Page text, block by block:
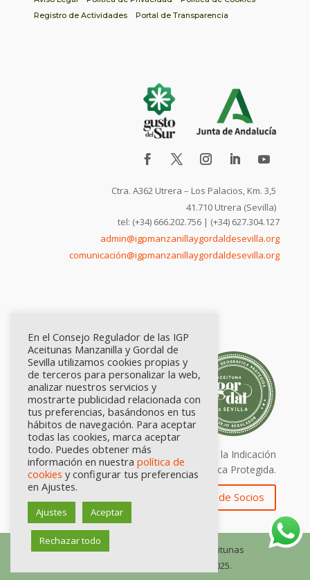
Registro de Actividades
Portal de Transparencia
Ctra. A362 Utrera – Los Palacios, Km. 3,5
41.710 Utrera (Sevilla)
tel: (+34) 666.202.756 | (+34) 627.304.127
admin@igpmanzanillaygordaldesevilla.org
comunicación@igpmanzanillaygordaldesevilla.org
Calidad certificada por Origen. Sellos de la Indicación
Geográfica Protegida.
Zona de Socios
© Consejo Regulador de las IGP Aceitunas
Manzanilla y Gordal de Sevilla, 2025.
En el Consejo Regulador de las IGP
Aceitunas Manzanilla y Gordal de
Sevilla utilizamos cookies propias y
de terceros para personalizar la web,
analizar nuestros servicios y
mostrarte publicidad relacionada con
tus preferencias, basándonos en tus
hábitos de navegación. Para aceptar
todas las cookies, marca aceptar
todo. Puedes obtener más
información en nuestra política de
cookies y configurar tus preferencias
en Ajustes.
Ajustes Aceptar
Rechazar todo